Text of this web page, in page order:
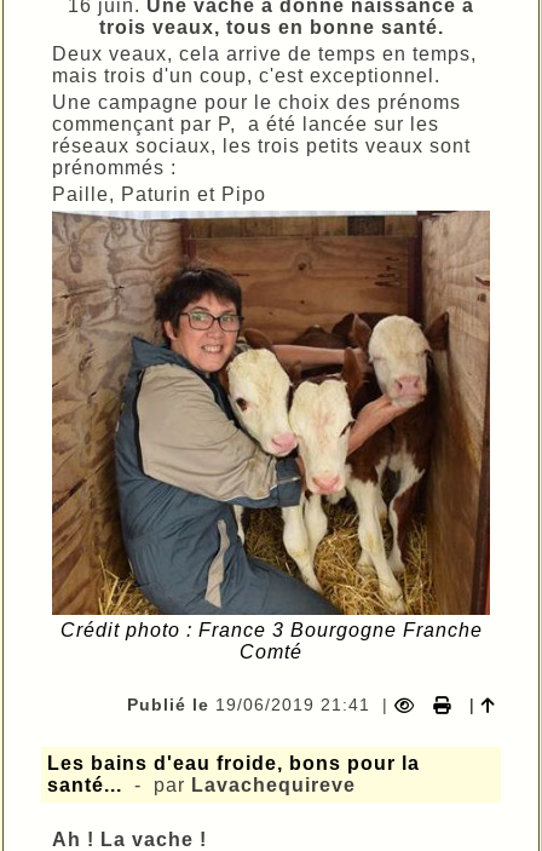
16 juin. Une vache a donné naissance à
trois veaux, tous en bonne santé.
Deux veaux, cela arrive de temps en temps,
mais trois d'un coup, c'est exceptionnel.
Une campagne pour le choix des prénoms
commençant par P, a été lancée sur les
réseaux sociaux, les trois petits veaux sont
prénommés :
Paille, Paturin et Pipo
Crédit photo : France 3 Bourgogne Franche
Comté
Publié le 19/06/2019 21:41 | |
Les bains d'eau froide, bons pour la
santé...
- par Lavachequireve
Ah ! La vache !